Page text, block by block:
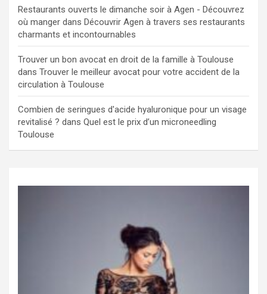
Restaurants ouverts le dimanche soir à Agen - Découvrez
où manger dans Découvrir Agen à travers ses restaurants
charmants et incontournables
Trouver un bon avocat en droit de la famille à Toulouse
dans Trouver le meilleur avocat pour votre accident de la
circulation à Toulouse
Combien de seringues d'acide hyaluronique pour un visage
revitalisé ? dans Quel est le prix d’un microneedling
Toulouse